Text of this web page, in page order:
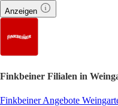
Anzeigen
Finkbeiner Filialen in
Finkbeiner Angebote